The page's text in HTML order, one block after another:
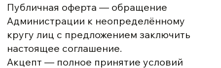
Публичная оферта — обращение
Администрации к неопределённому
кругу лиц с предложением заключить
настоящее соглашение.
Акцепт — полное принятие условий